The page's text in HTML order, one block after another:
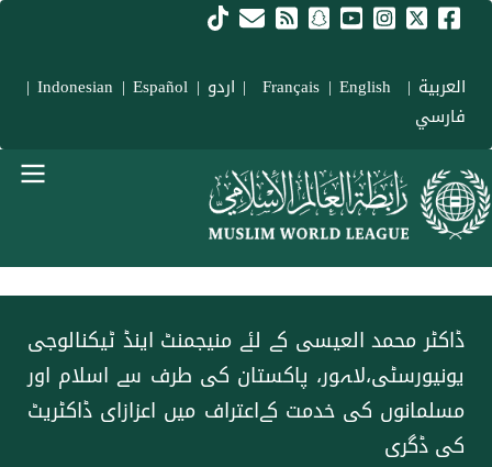
Skip to main content
العربية |
Français
| English
| اردو |
Indonesian |Español
|
فارسي
ڈاکٹر محمد العیسی کے لئے منیجمنٹ اینڈ ٹیکنالوجی
یونیورسٹی،لاہور، پاکستان کی طرف سے اسلام اور
مسلمانوں کی خدمت کےاعتراف میں اعزازای ڈاکٹریٹ
کی ڈگری